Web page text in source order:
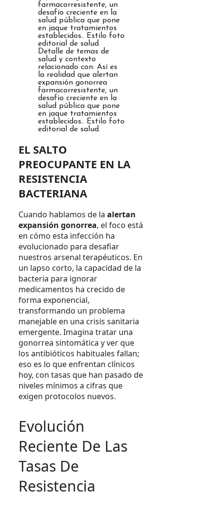
Detalle de temas de
salud y contexto
relacionado con: Así es
la realidad que alertan
expansión gonorrea
farmacorresistente, un
desafío creciente en la
salud pública que pone
en jaque tratamientos
establecidos.. Estilo foto
editorial de salud.
EL SALTO
PREOCUPANTE EN LA
RESISTENCIA
BACTERIANA
Cuando hablamos de la alertan
expansión gonorrea, el foco está
en cómo esta infección ha
evolucionado para desafiar
nuestros arsenal terapéuticos. En
un lapso corto, la capacidad de la
bacteria para ignorar
medicamentos ha crecido de
forma exponencial,
transformando un problema
manejable en una crisis sanitaria
emergente. Imagina tratar una
gonorrea sintomática y ver que
los antibióticos habituales fallan;
eso es lo que enfrentan clínicos
hoy, con tasas que han pasado de
niveles mínimos a cifras que
exigen protocolos nuevos.
Evolución
Reciente De Las
Tasas De
Resistencia